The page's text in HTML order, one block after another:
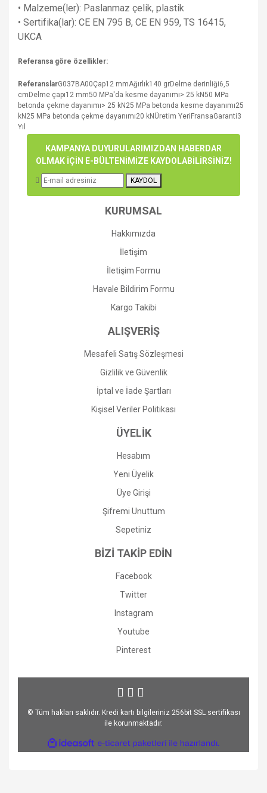
• Malzeme(ler): Paslanmaz çelik, plastik
• Sertifika(lar): CE EN 795 B, CE EN 959, TS 16415,
UKCA
Referansa göre özellikler:
ReferanslarG037BA00Çap12 mmAğırlık140 grDelme derinliği6,5
cmDelme çapı12 mm50 MPa'da kesme dayanımı> 25 kN50 MPa
betonda çekme dayanımı> 25 kN25 MPa betonda kesme dayanımı25
kN25 MPa betonda çekme dayanımı20 kNÜretim YeriFransaGaranti3
Yıl
Bu ürüne ilk yorumu siz yapın!
Bu ürünün fiyat bilgisi, resim, ürün açıklamalarında ve diğer
konularda yetersiz gördüğünüz noktaları öneri formunu
Görüş ve önerileriniz için teşekkür ederiz.
Ürün resmi kalitesiz, bozuk veya görüntülenemiyor.
Ürün açıklamasında eksik bilgiler bulunuyor.
Gönder
KAMPANYA DUYURULARIMIZDAN HABERDAR
OLMAK İÇİN E-BÜLTENİMİZE KAYDOLABİLİRSİNİZ!
KAYDOL
KURUMSAL
Hakkımızda
İletişim
İletişim Formu
Havale Bildirim Formu
Kargo Takibi
ALIŞVERİŞ
Mesafeli Satış Sözleşmesi
Gizlilik ve Güvenlik
İptal ve İade Şartları
Kişisel Veriler Politikası
ÜYELİK
Hesabım
Yeni Üyelik
Üye Girişi
Şifremi Unuttum
Sepetiniz
BİZİ TAKİP EDİN
Facebook
Twitter
Instagram
Youtube
Pinterest
© Tüm hakları saklıdır. Kredi kartı bilgileriniz 256bit SSL sertifikası
ile korunmaktadır.
ideasoft
e-
ticaret
hazırlandı.